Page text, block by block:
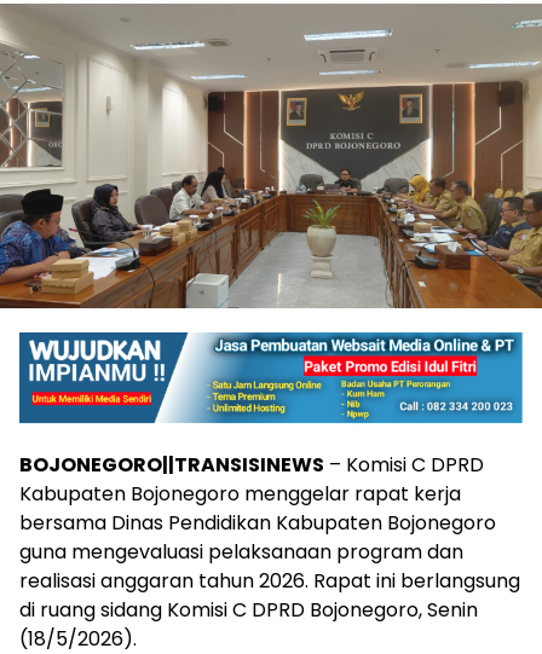
​BOJONEGORO||TRANSISINEWS – Komisi C DPRD
Kabupaten Bojonegoro menggelar rapat kerja
bersama Dinas Pendidikan Kabupaten Bojonegoro
guna mengevaluasi pelaksanaan program dan
realisasi anggaran tahun 2026. Rapat ini berlangsung
di ruang sidang Komisi C DPRD Bojonegoro, Senin
(18/5/2026).